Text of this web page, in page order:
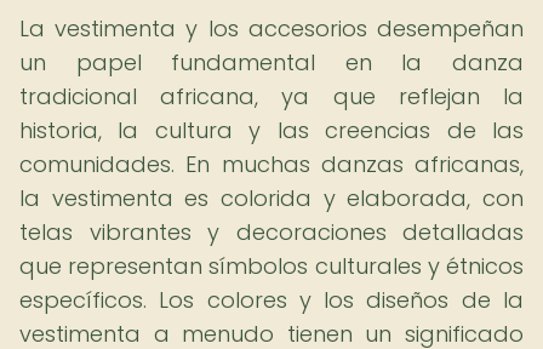
La vestimenta y los accesorios desempeñan
un papel fundamental en la danza
tradicional africana, ya que reflejan la
historia, la cultura y las creencias de las
comunidades. En muchas danzas africanas,
la vestimenta es colorida y elaborada, con
telas vibrantes y decoraciones detalladas
que representan símbolos culturales y étnicos
específicos. Los colores y los diseños de la
vestimenta a menudo tienen un significado